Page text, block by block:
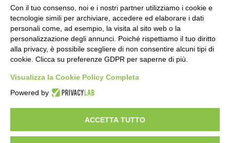
Calcola
Scorporo IVA
Importo lordo (€):
Con il tuo consenso, noi e i nostri partner utilizziamo i cookie e
tecnologie simili per archiviare, accedere ed elaborare i dati
personali come, ad esempio, la visita al sito web o la
personalizzazione degli annunci. Poiché rispettiamo il tuo diritto
alla privacy, è possibile scegliere di non consentire alcuni tipi di
cookie. Clicca su preferenze GDPR per saperne di più.
Visualizza la Cookie Policy Completa
Powered by
ACCETTA TUTTO